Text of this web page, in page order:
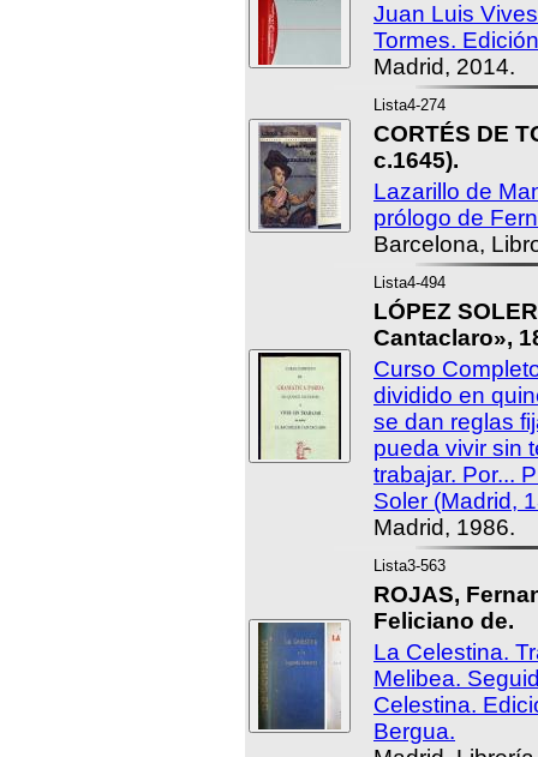
Juan Luis
Tormes.
Madrid, 2014.
Lista4-274
CORTÉS DE
c.1645).
Lazarillo de
prólogo de
Barcelona,
Lista4-494
LÓPEZ
Cantaclaro»,
Curso
dividido en
se dan reglas
pueda vivir sin
trabajar. Por...
Soler (Madrid,
Madrid, 1986.
Lista3-563
ROJAS,
Feliciano de.
La Celestina.
Melibea.
Celestina.
Bergua.